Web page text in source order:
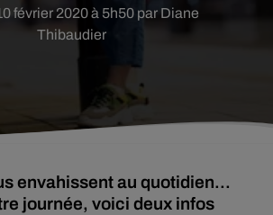
février 2020 à 5h50 par Diane
Thibaudier
envahissent au quotidien...
journée, voici deux infos